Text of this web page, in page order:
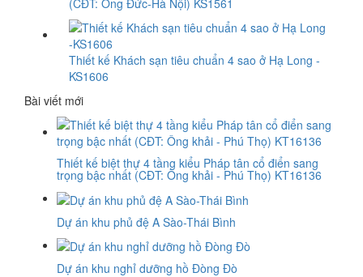
(CĐT: Ông Đức-Hà Nội) KS1561
Thiết kế Khách sạn tiêu chuẩn 4 sao ở Hạ Long -
KS1606
Bài viết mới
Thiết kế biệt thự 4 tầng kiểu Pháp tân cổ điển sang
trọng bậc nhất (CĐT: Ông khải - Phú Thọ) KT16136
Dự án khu phủ đệ A Sào-Thái Bình
Dự án khu nghỉ dưỡng hồ Đòng Đò